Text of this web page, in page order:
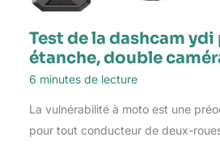
Test de la dashcam
étanche, double
6 minutes de lecture
La vulnérabilité à moto est une
pour tout conducteur de deux-